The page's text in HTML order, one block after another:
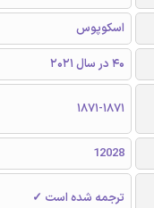
اسکوپوس
40 در سال 2021
1871-1871
12028
ترجمه شده است ✓